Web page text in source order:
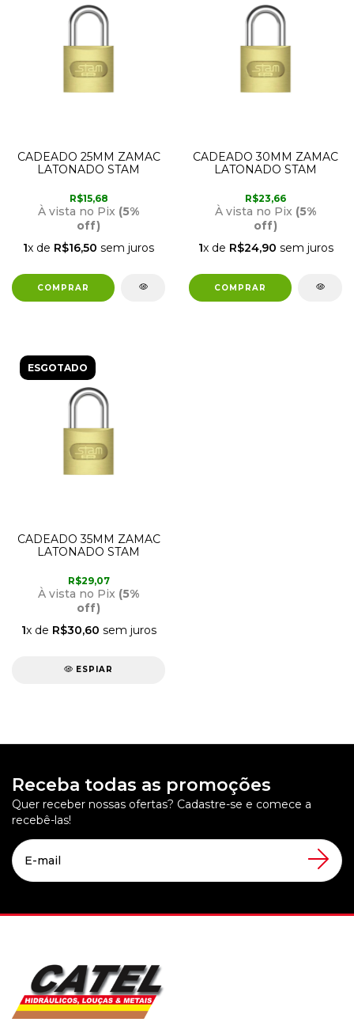
CADEADO 25MM ZAMAC
LATONADO STAM
R$15,68
À vista no Pix (5%
off)
1x de R$16,50 sem juros
CADEADO 30MM ZAMAC
LATONADO STAM
R$23,66
À vista no Pix (5%
off)
1x de R$24,90 sem juros
ESGOTADO
CADEADO 35MM ZAMAC
LATONADO STAM
R$29,07
À vista no Pix (5%
off)
1x de R$30,60 sem juros
ESPIAR
Receba todas as promoções
Quer receber nossas ofertas? Cadastre-se e comece a
recebê-las!